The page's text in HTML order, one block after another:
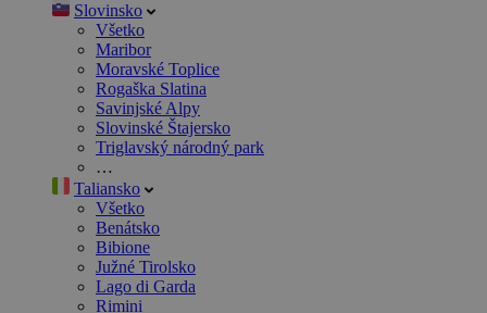
Slovinsko
Všetko
Maribor
Moravské Toplice
Rogaška Slatina
Savinjské Alpy
Slovinské Štajersko
Triglavský národný park
…
Taliansko
Všetko
Benátsko
Bibione
Južné Tirolsko
Lago di Garda
Rimini